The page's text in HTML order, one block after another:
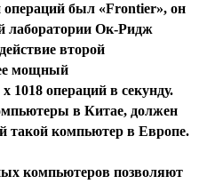
операций был «Frontier», он
лаборатории Ок-Ридж
второй
мощный
1018 операций в секунду.
в Китае, должен
такой компьютер в Европе.
компьютеров позволяют